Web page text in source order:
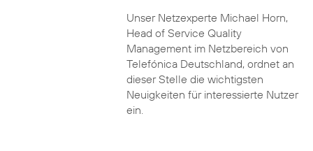
Unser Netzexperte Michael Horn,
Head of Service Quality
Management im Netzbereich von
Telefónica Deutschland, ordnet an
dieser Stelle die wichtigsten
Neuigkeiten für interessierte Nutzer
ein.